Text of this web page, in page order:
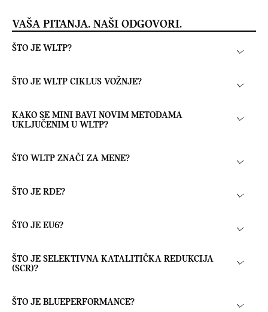
VAŠA PITANJA. NAŠI ODGOVORI.
ŠTO JE WLTP?
ŠTO JE WLTP CIKLUS VOŽNJE?
KAKO SE MINI BAVI NOVIM METODAMA
UKLJUČENIM U WLTP?
ŠTO WLTP ZNAČI ZA MENE?
ŠTO JE RDE?
ŠTO JE EU6?
ŠTO JE SELEKTIVNA KATALITIČKA REDUKCIJA
(SCR)?
ŠTO JE BLUEPERFORMANCE?